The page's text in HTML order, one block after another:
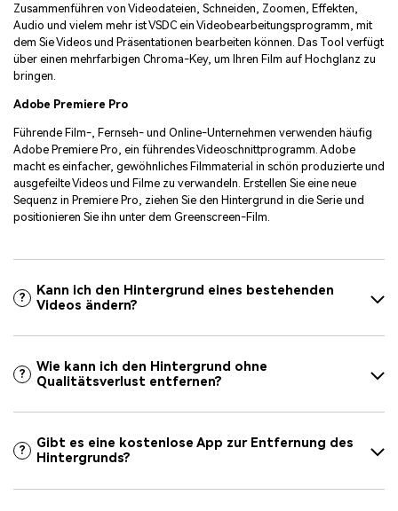
Zusammenführen von Videodateien, Schneiden, Zoomen, Effekten,
Audio und vielem mehr ist VSDC ein Videobearbeitungsprogramm, mit
dem Sie Videos und Präsentationen bearbeiten können. Das Tool verfügt
über einen mehrfarbigen Chroma-Key, um Ihren Film auf Hochglanz zu
bringen.
Adobe Premiere Pro
Führende Film-, Fernseh- und Online-Unternehmen verwenden häufig
Adobe Premiere Pro, ein führendes Videoschnittprogramm. Adobe
macht es einfacher, gewöhnliches Filmmaterial in schön produzierte und
ausgefeilte Videos und Filme zu verwandeln. Erstellen Sie eine neue
Sequenz in Premiere Pro, ziehen Sie den Hintergrund in die Serie und
positionieren Sie ihn unter dem Greenscreen-Film.
?
Kann ich den Hintergrund eines bestehenden
Videos ändern?
?
Wie kann ich den Hintergrund ohne
Qualitätsverlust entfernen?
?
Gibt es eine kostenlose App zur Entfernung des
Hintergrunds?